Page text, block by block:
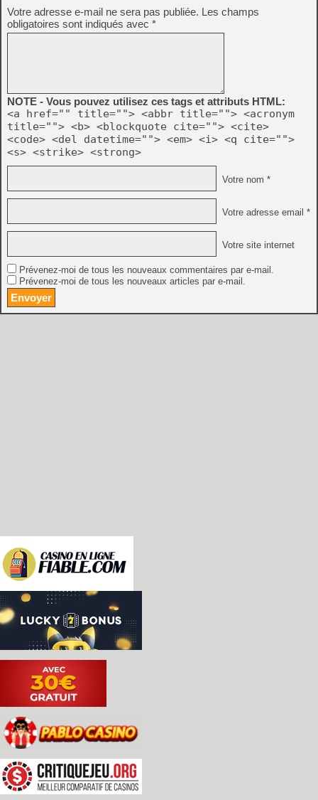
Votre adresse e-mail ne sera pas publiée. Les champs
obligatoires sont indiqués avec *
NOTE - Vous pouvez utilisez ces tags et attributs HTML:
<a href="" title=""> <abbr title=""> <acronym
title=""> <b> <blockquote cite=""> <cite>
<code> <del datetime=""> <em> <i> <q cite="">
<s> <strike> <strong>
Votre nom *
Votre adresse email *
Votre site internet
Prévenez-moi de tous les nouveaux commentaires par e-mail.
Prévenez-moi de tous les nouveaux articles par e-mail.